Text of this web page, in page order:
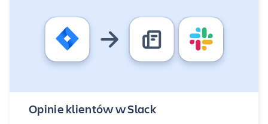
Opinie klientów w Slack